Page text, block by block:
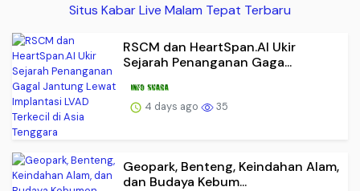
Situs Kabar Live Malam Tepat Terbaru
RSCM dan HeartSpan.AI Ukir
Sejarah Penanganan Gaga...
4 days ago 35
Geopark, Benteng, Keindahan Alam,
dan Budaya Kebum...